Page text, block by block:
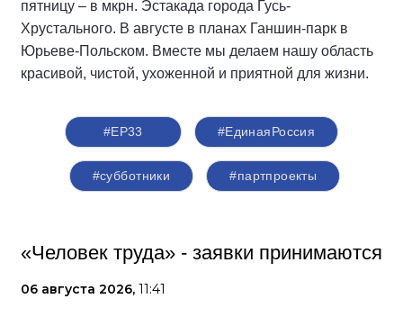
пятницу – в мкрн. Эстакада города Гусь-
Хрустального. В августе в планах Ганшин-парк в
Юрьеве-Польском. Вместе мы делаем нашу область
красивой, чистой, ухоженной и приятной для жизни.
#ЕР33 #‎ЕдинаяРоссия
#субботники #партпроекты
«Человек труда» - заявки принимаются
06 августа 2026, 11:41